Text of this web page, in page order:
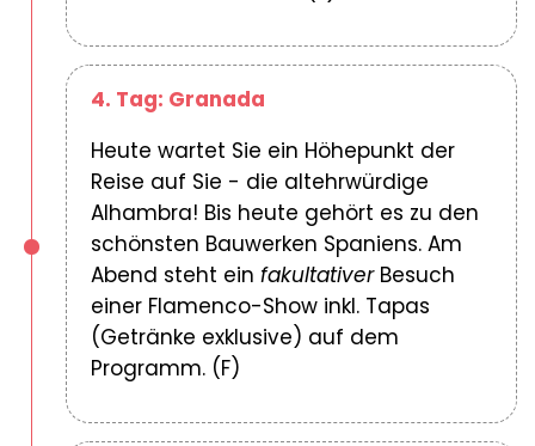
4. Tag: Granada
Heute wartet Sie ein Höhepunkt der
Reise auf Sie - die altehrwürdige
Alhambra! Bis heute gehört es zu den
schönsten Bauwerken Spaniens. Am
Abend steht ein fakultativerBesuch
einer Flamenco-Show inkl. Tapas
(Getränke exklusive) auf dem
Programm. (F)